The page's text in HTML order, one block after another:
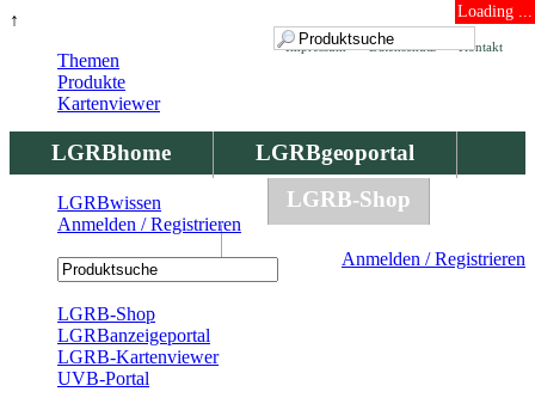
↑ Loading ...
Kontakt
Datenschutz
Impressum
LGRBhome
LGRBgeoportal
LGRBbohrungen
LGRB-Shop
Anmelden / Registrieren
Themen
Produkte
Kartenviewer
LGRBwissen
Anmelden / Registrieren
LGRB-Shop
LGRBanzeigeportal
LGRB-Kartenviewer
UVB-Portal